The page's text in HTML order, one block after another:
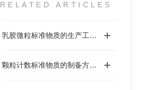
RELATED ARTICLES
乳胶微粒标准物质的生产工艺与优化
颗粒计数标准物质的制备方法与性能分析